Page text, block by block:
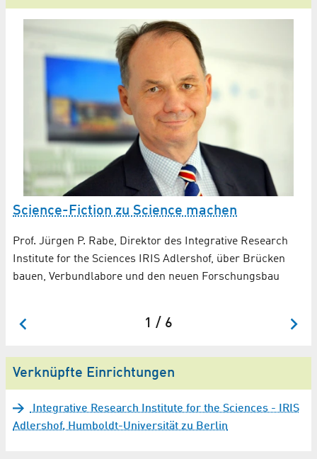
Science-Fiction zu Science machen
Prof. Jürgen P. Rabe, Direktor des Integrative Research
Institute for the Sciences IRIS Adlershof, über Brücken
bauen, Verbundlabore und den neuen Forschungsbau
1 / 6
Verknüpfte Einrichtungen
Integrative Research Institute for the Sciences - IRIS
Adlershof, Humboldt-Universität zu Berlin